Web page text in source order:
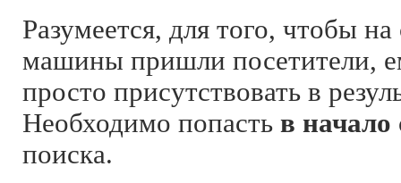
Разумеется, для того, чтобы
машины пришли посетители,
просто присутствовать в
Необходимо попасть в начало
поиска.